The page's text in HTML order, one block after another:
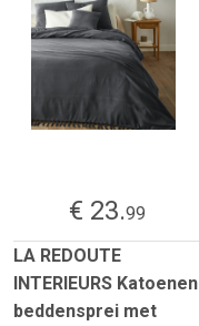
€ 23.99
LA REDOUTE
INTERIEURS Katoenen
beddensprei met